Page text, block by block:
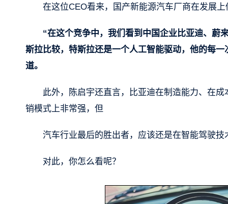
在这位CEO看来，国产新能源汽车厂商在发展
“在这个竞争中，我们看到中国企业比亚迪、蔚
斯拉比较，特斯拉还是一个人工智能驱动，他的每
道。
此外，陈启宇还直言，比亚迪在制造能力、在
销模式上非常强，但
汽车行业最后的胜出者，应该还是在智能驾驶
对此，你怎么看呢？